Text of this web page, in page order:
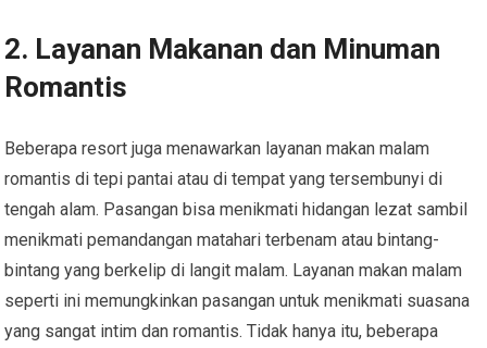
2. Layanan Makanan dan Minuman
Romantis
Beberapa resort juga menawarkan layanan makan malam
romantis di tepi pantai atau di tempat yang tersembunyi di
tengah alam. Pasangan bisa menikmati hidangan lezat sambil
menikmati pemandangan matahari terbenam atau bintang-
bintang yang berkelip di langit malam. Layanan makan malam
seperti ini memungkinkan pasangan untuk menikmati suasana
yang sangat intim dan romantis. Tidak hanya itu, beberapa